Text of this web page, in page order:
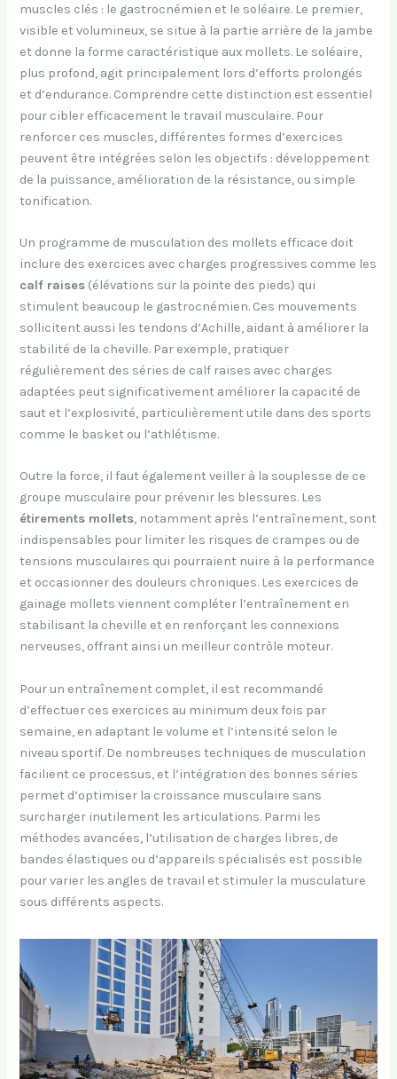
muscles clés : le gastrocnémien et le soléaire. Le premier,
visible et volumineux, se situe à la partie arrière de la jambe
et donne la forme caractéristique aux mollets. Le soléaire,
plus profond, agit principalement lors d’efforts prolongés
et d’endurance. Comprendre cette distinction est essentiel
pour cibler efficacement le travail musculaire. Pour
renforcer ces muscles, différentes formes d’exercices
peuvent être intégrées selon les objectifs : développement
de la puissance, amélioration de la résistance, ou simple
tonification.
Un programme de musculation des mollets efficace doit
inclure des exercices avec charges progressives comme les
calf raises (élévations sur la pointe des pieds) qui
stimulent beaucoup le gastrocnémien. Ces mouvements
sollicitent aussi les tendons d’Achille, aidant à améliorer la
stabilité de la cheville. Par exemple, pratiquer
régulièrement des séries de calf raises avec charges
adaptées peut significativement améliorer la capacité de
saut et l’explosivité, particulièrement utile dans des sports
comme le basket ou l’athlétisme.
Outre la force, il faut également veiller à la souplesse de ce
groupe musculaire pour prévenir les blessures. Les
étirements mollets, notamment après l’entraînement, sont
indispensables pour limiter les risques de crampes ou de
tensions musculaires qui pourraient nuire à la performance
et occasionner des douleurs chroniques. Les exercices de
gainage mollets viennent compléter l’entraînement en
stabilisant la cheville et en renforçant les connexions
nerveuses, offrant ainsi un meilleur contrôle moteur.
Pour un entraînement complet, il est recommandé
d’effectuer ces exercices au minimum deux fois par
semaine, en adaptant le volume et l’intensité selon le
niveau sportif. De nombreuses techniques de musculation
facilient ce processus, et l’intégration des bonnes séries
permet d’optimiser la croissance musculaire sans
surcharger inutilement les articulations. Parmi les
méthodes avancées, l’utilisation de charges libres, de
bandes élastiques ou d’appareils spécialisés est possible
pour varier les angles de travail et stimuler la musculature
sous différents aspects.